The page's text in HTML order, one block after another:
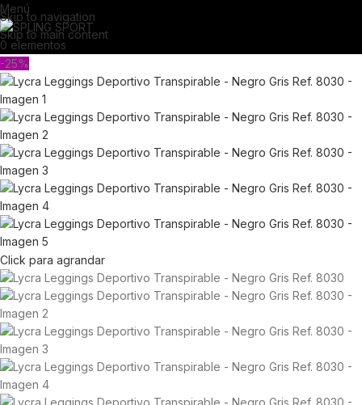
Skip to navigation
Skip to main content
Menú
0 elementos
-25%
Click para agrandar